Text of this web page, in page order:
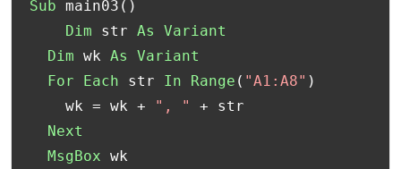
Sub main03 ()
Dim str As
Variant
Dim wk As
Variant
For
Each str In Range ( "A1:A8" )
    wk
= wk + ", " + str
Next
MsgBox